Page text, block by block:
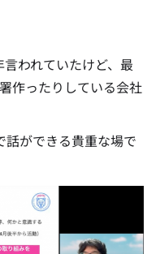
われていたけど、最
作ったりしている会社
話ができる貴重な場で